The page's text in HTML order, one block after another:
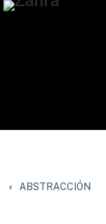
ABSTRACCIÓN